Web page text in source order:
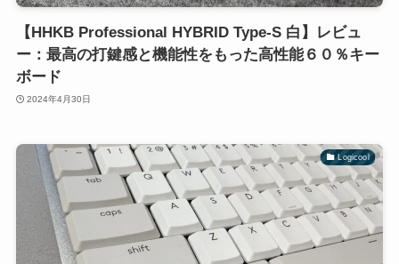
【HHKB Professional HYBRID Type-S 白】レビュ
ー：最高の打鍵感と機能性をもった高性能６０％キー
ボード
2024年4月30日
Logicool